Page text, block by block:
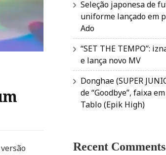
Seleção japonesa de
uniforme lançado em
Ado
“SET THE TEMPO”:
e lança novo MV
Donghae (SUPER
de “Goodbye”, faixa
Tablo (Epik High)
Recent Comments